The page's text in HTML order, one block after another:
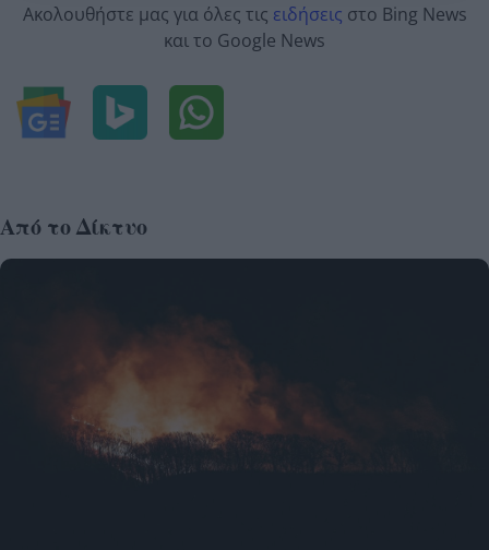
Ακολουθήστε μας για όλες τις ειδήσεις στο Bing News
και το Google News
Από το Δίκτυο